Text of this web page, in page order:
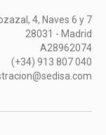
4, Naves 6 y 7
28031 - Madrid
A28962074
(+34) 913 807 040